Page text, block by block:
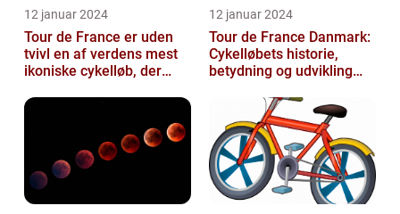
12 januar 2024
Tour de France er uden
tvivl en af verdens mest
ikoniske cykelløb, der
millioner...
12 januar 2024
Tour de France Danmark:
Cykelløbets historie,
betydning og udvikling